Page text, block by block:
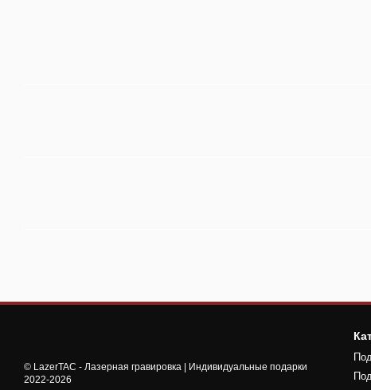
© LazerTAC - Лазерная гравировка | Индивидуальные подарки
2022-2026